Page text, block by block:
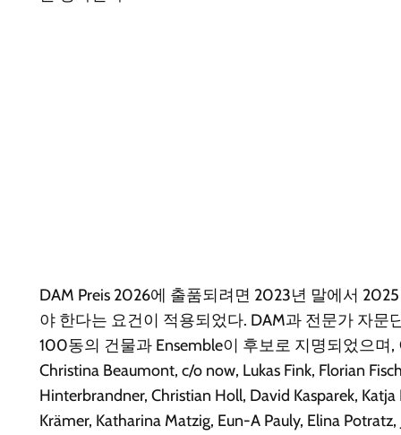
DAM Preis 2026에 출품되려면 2023년 말에서
야 한다는 요건이 적용되었다. DAM과 전문가 자문
100동의 건물과 Ensemble이 후보로 지명되었으며,
Christina Beaumont, c/o now, Lukas Fink, Florian
Hinterbrandner, Christian Holl, David Kasparek,
Krämer, Katharina Matzig, Eun-A Pauly, Elina